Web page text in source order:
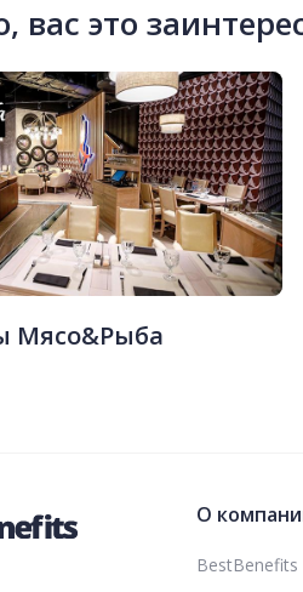
вас это
Мясо&Рыба
О
BestBenefits